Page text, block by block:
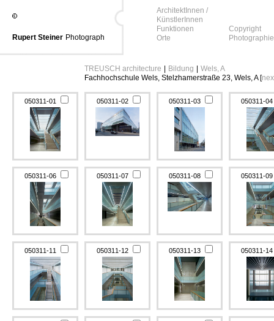
Rupert Steiner Photograph
ArchitektInnen /
KünstlerInnen
Funktionen
Orte
Copyright
Photographie
TREUSCH architecture Bildung
Wels, A
Fachhochschule Wels, Stelzhamerstraße 23, Wels, A [
050311-01 050311-02 050311-03 050311-04
050311-06 050311-07 050311-08 050311-09
050311-11 050311-12 050311-13 050311-14